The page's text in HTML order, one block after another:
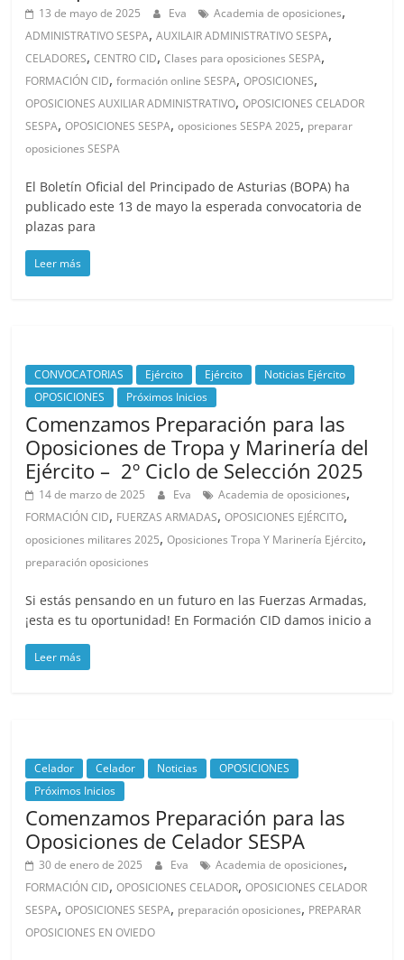
13 de mayo de 2025 Eva Academia de oposiciones,
ADMINISTRATIVO SESPA,AUXILAIR ADMINISTRATIVO SESPA,
CELADORES,CENTRO CID,Clases para oposiciones SESPA,
FORMACIÓN CID,formación online SESPA,OPOSICIONES,
OPOSICIONES AUXILIAR ADMINISTRATIVO,OPOSICIONES CELADOR
SESPA,OPOSICIONES SESPA,oposiciones SESPA 2025, preparar
oposiciones SESPA
El Boletín Oficial del Principado de Asturias (BOPA) ha
publicado este 13 de mayo la esperada convocatoria de
plazas para
Leer más
CONVOCATORIAS Ejército Ejército
Noticias Ejército
OPOSICIONES
Próximos Inicios
Comenzamos Preparación para las
Oposiciones de Tropa y Marinería del
Ejército – 2º Ciclo de Selección 2025
14 de marzo de 2025 Eva Academia de oposiciones,
FORMACIÓN CID, FUERZAS ARMADAS,OPOSICIONES EJÉRCITO,
oposiciones militares 2025,Oposiciones Tropa Y Marinería Ejército,
preparación oposiciones
Si estás pensando en un futuro en las Fuerzas Armadas,
¡esta es tu oportunidad! En Formación CID damos inicio a
Leer más
Celador Celador Noticias
OPOSICIONES
Próximos Inicios
Comenzamos Preparación para las
Oposiciones de Celador SESPA
30 de enero de 2025 Eva Academia de oposiciones,
FORMACIÓN CID,OPOSICIONES CELADOR,OPOSICIONES CELADOR
SESPA,OPOSICIONES SESPA, preparación oposiciones, PREPARAR
OPOSICIONES EN OVIEDO